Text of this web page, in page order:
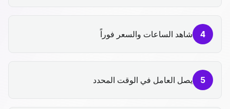
4 شاهد الساعات والسعر فوراً
5 يصل العامل في الوقت المحدد